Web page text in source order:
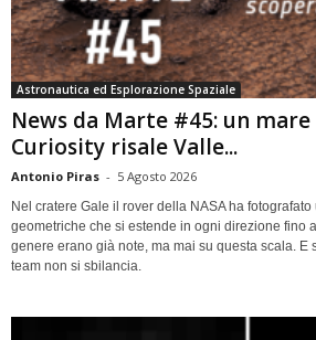
Astronautica ed Esplorazione Spaziale
News da Marte #45: un
Curiosity risale Valle...
Antonio Piras - 5 Agosto 2026
Nel cratere Gale il rover della NASA ha
geometriche che si estende in ogni direzione fino
genere erano già note, ma mai su questa scala. E
team non si sbilancia.